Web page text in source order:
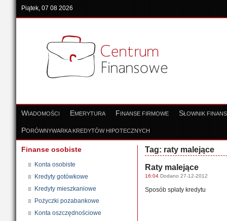
Piątek, 07 08 2026
WIADOMOŚCI EMERYTURA FINANSE FIRMOWE SŁOWNIK
PORÓWNYWARKA KREDYTÓW HIPOTECZNYCH
Finanse osobiste
Konta osobiste
Kredyty gotówkowe
Kredyty mieszkaniowe
Pożyczki pozabankowe
Konta oszczędnościowe
Tag: raty malejące
Raty malejące
16:04 Dodano 27-12-2012
Sposób spłaty kredytu